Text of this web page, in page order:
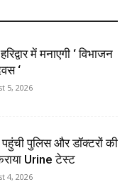
में मनाएगी ‘ विभाजन
‘
5, 2026
पुलिस और डॉक्टरों की
Urine टेस्ट
4, 2026